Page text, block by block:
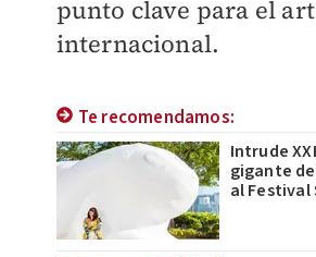
punto clave para el
internacional.
Te recomendamos:
Intrude
gigante
al Festival